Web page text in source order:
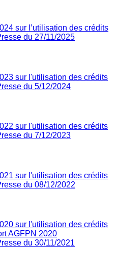
sur l’utilisation des crédits
du 27/11/2025
sur l'utilisation des crédits
du 5/12/2024
sur l'utilisation des crédits
du 7/12/2023
sur l'utilisation des crédits
du 08/12/2022
sur l'utilisation des crédits
AGFPN 2020
du 30/11/2021